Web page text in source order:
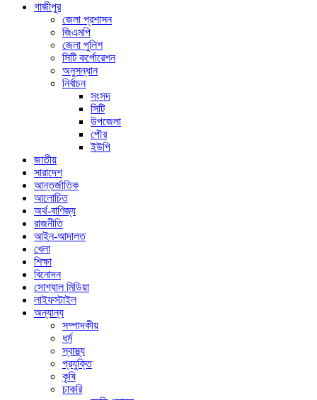
গাজীপুর
জেলা প্রশাসন
জিএমপি
জেলা পুলিশ
সিটি কর্পোরেশন
অনুসন্ধান
নির্বাচন
সংসদ
সিটি
উপজেলা
পৌর
ইউপি
জাতীয়
সারাদেশ
আন্তর্জাতিক
আলোচিত
অর্থ-বাণিজ্য
রাজনীতি
আইন-আদালত
খেলা
শিক্ষা
বিনোদন
সোশ্যাল মিডিয়া
লাইফস্টাইল
অন্যান্য
সম্পাদকীয়
ধর্ম
স্বাস্থ্য
প্রযুক্তি
কৃষি
চাকরি